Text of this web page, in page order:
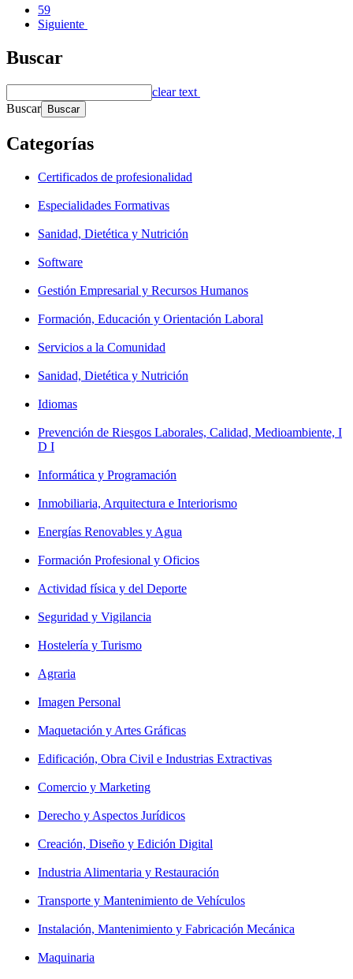
59
Siguiente
Buscar
clear text
Buscar
Categorías
Certificados de profesionalidad
Especialidades Formativas
Sanidad, Dietética y Nutrición
Software
Gestión Empresarial y Recursos Humanos
Formación, Educación y Orientación Laboral
Servicios a la Comunidad
Sanidad, Dietética y Nutrición
Idiomas
Prevención de Riesgos Laborales, Calidad, Medioambiente, I
D I
Informática y Programación
Inmobiliaria, Arquitectura e Interiorismo
Energías Renovables y Agua
Formación Profesional y Oficios
Actividad física y del Deporte
Seguridad y Vigilancia
Hostelería y Turismo
Agraria
Imagen Personal
Maquetación y Artes Gráficas
Edificación, Obra Civil e Industrias Extractivas
Comercio y Marketing
Derecho y Aspectos Jurídicos
Creación, Diseño y Edición Digital
Industria Alimentaria y Restauración
Transporte y Mantenimiento de Vehículos
Instalación, Mantenimiento y Fabricación Mecánica
Maquinaria